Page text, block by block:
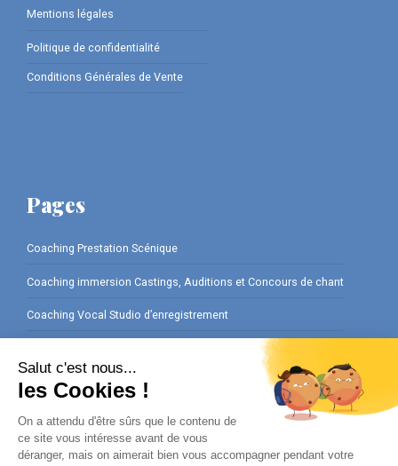
Mentions légales
Politique de confidentialité
Conditions Générales de Vente
Pages
Coaching Prestation Scénique
Coaching immersion Castings, Auditions et Concours de chant
Coaching Vocal Studio d’enregistrement
Ateliers Cours de chant en Entreprise
Cours de chant Privé pour vos Événements